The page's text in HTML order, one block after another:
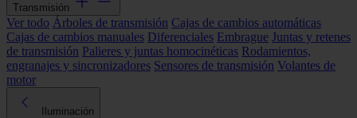
Transmisión
Ver todo Árboles de transmisión Cajas de cambios automáticas
Cajas de cambios manuales Diferenciales Embrague Juntas y retenes
de transmisión Palieres y juntas homocinéticas Rodamientos,
engranajes y sincronizadores Sensores de transmisión Volantes de
motor
Iluminación